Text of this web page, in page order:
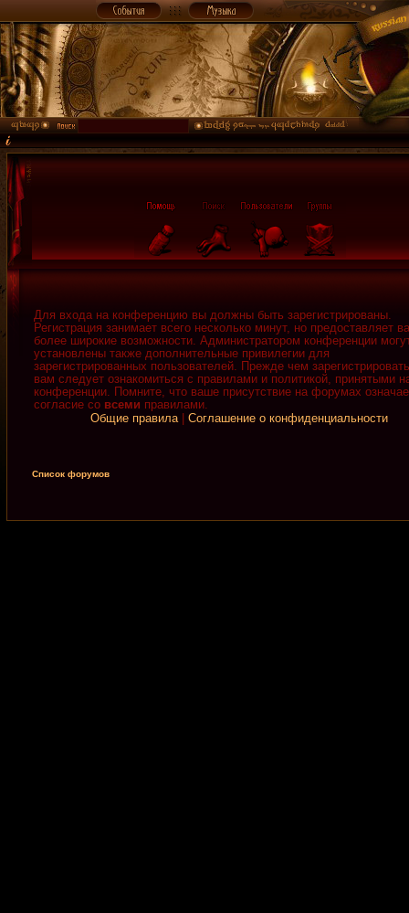
Для входа на конференцию вы должны быть зарегистрированы.
Регистрация занимает всего несколько минут, но предоставляет
более широкие возможности. Администратором конференции
установлены также дополнительные привилегии для
зарегистрированных пользователей. Прежде чем
вам следует ознакомиться с правилами и политикой, принятыми
конференции. Помните, что ваше присутствие на форумах
согласие со всеми правилами.
Общие правила| Соглашение о конфиденциальности
Список форумов